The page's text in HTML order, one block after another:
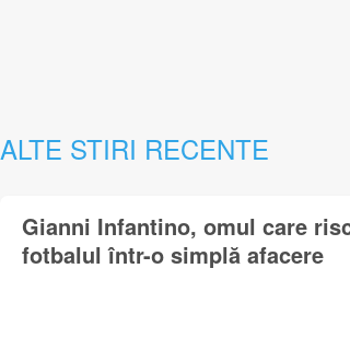
ALTE STIRI RECENTE
Gianni Infantino, omul care
fotbalul într-o simplă afacere